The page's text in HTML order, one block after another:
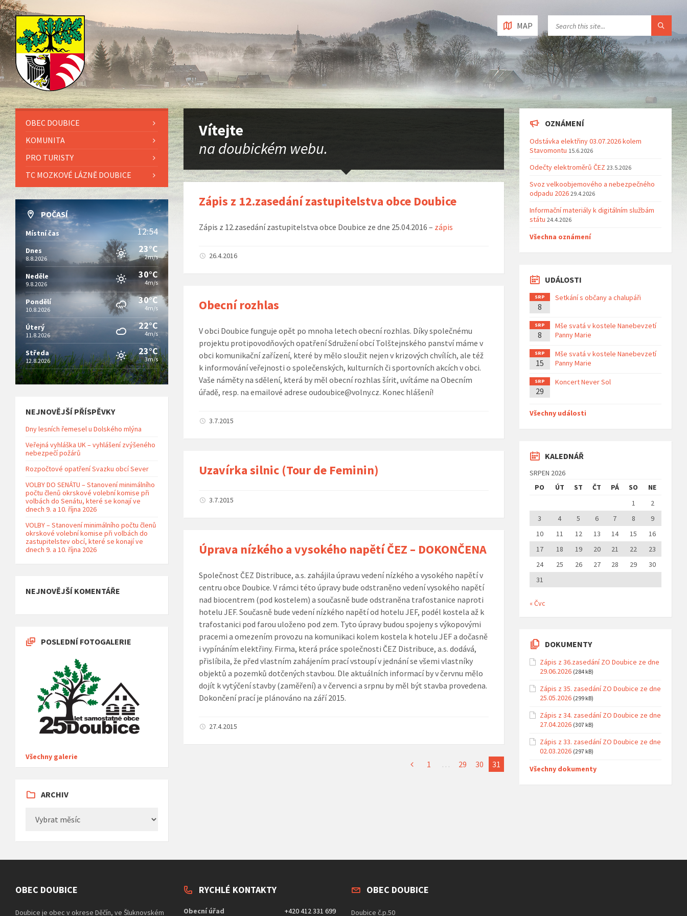
MAP
Vítejte
na doubickém webu.
Zápis z 12.zasedání zastupitelstva obce Doubice
Zápis z 12.zasedání zastupitelstva obce Doubice ze dne 25.04.2016 – zápis
26.4.2016
Obecní rozhlas
V obci Doubice funguje opět po mnoha letech obecní rozhlas. Díky společnému
projektu protipovodňových opatření Sdružení obcí Tolštejnského panství máme v
obci komunikační zařízení, které by mělo sloužit nejen v krizových chvílích, ale též
k informování veřejnosti o společenských, kulturních či sportovních akcích v obci.
Vaše náměty na sdělení, která by měl obecní rozhlas šírit, uvítáme na Obecním
úřadě, resp. na emailové adrese oudoubice@volny.cz. Konec hlášení!
3.7.2015
Uzavírka silnic (Tour de Feminin)
3.7.2015
Úprava nízkého a vysokého napětí ČEZ – DOKONČENA
Společnost ČEZ Distribuce, a.s. zahájila úpravu vedení nízkého a vysokého napětí v
centru obce Doubice. V rámci této úpravy bude odstraněno vedení vysokého napětí
nad biocentrem (pod kostelem) a současně bude odstraněna trafostanice naproti
hotelu JEF. Současně bude vedení nízkého napětí od hotelu JEF, podél kostela až k
trafostanici pod farou uloženo pod zem. Tyto úpravy budou spojeny s výkopovými
pracemi a omezením provozu na komunikaci kolem kostela k hotelu JEF a dočasně
i vypínáním elektřiny. Firma, která práce společnosti ČEZ Distribuce, a.s. dodává,
přislíbila, že před vlastním zahájením prací vstoupí v jednání se všemi vlastníky
objektů a pozemků dotčených stavbou. Dle aktuálních informací by v červnu mělo
dojít k vytýčení stavby (zaměření) a v červenci a srpnu by měl být stavba provedena.
Dokončení prací je plánováno na září 2015.
27.4.2015
1 … 29 30 31
OBEC DOUBICE
KOMUNITA
PRO TURISTY
TC MOZKOVÉ LÁZNĚ DOUBICE
POČASÍ
Místní čas 12:54
Dnes
8.8.2026
23°C
2m/s
Neděle
9.8.2026
30°C
4m/s
Pondělí
10.8.2026
30°C
4m/s
Úterý
11.8.2026
22°C
4m/s
Středa
12.8.2026
23°C
3m/s
NEJNOVĚJŠÍ PŘÍSPĚVKY
Dny lesních řemesel u Dolského mlýna
Veřejná vyhláška UK – vyhlášení zvýšeného
nebezpečí požárů
Rozpočtové opatření Svazku obcí Sever
VOLBY DO SENÁTU – Stanovení minimálního
počtu členů okrskové volební komise při
volbách do Senátu, které se konají ve
dnech 9. a 10. října 2026
VOLBY – Stanovení minimálního počtu členů
okrskové volební komise při volbách do
zastupitelstev obcí, které se konají ve
dnech 9. a 10. října 2026
NEJNOVĚJŠÍ KOMENTÁŘE
POSLEDNÍ FOTOGALERIE
Všechny galerie
ARCHIV
OZNÁMENÍ
Odstávka elektřiny 03.07.2026 kolem
Stavomontu 15.6.2026
Odečty elektroměrů ČEZ 23.5.2026
Svoz velkoobjemového a nebezpečného
odpadu 2026 29.4.2026
Informační materiály k digitálním službám
státu 24.4.2026
Všechna oznámení
UDÁLOSTI
SRP
8
Setkání s občany a chalupáři
SRP
8
Mše svatá v kostele Nanebevzetí
Panny Marie
SRP
15
Mše svatá v kostele Nanebevzetí
Panny Marie
SRP
29
Koncert Never Sol
Všechny události
KALEDNÁŘ
SRPEN 2026
PO
ÚT ST ČT PÁ SO
NE
1
2
3
4 5 6 7 8
9
10
11 12 13 14 15
16
17
18 19 20 21 22
23
24
25 26 27 28 29
30
31
« Čvc
DOKUMENTY
Zápis z 36.zasedání ZO Doubice ze dne
29.06.2026 (284 kB)
Zápis z 35. zasedání ZO Doubice ze dne
25.05.2026 (299 kB)
Zápis z 34. zasedání ZO Doubice ze dne
27.04.2026 (307 kB)
Zápis z 33. zasedání ZO Doubice ze dne
02.03.2026 (297 kB)
Všechny dokumenty
OBEC DOUBICE
Doubice je obec v okrese Děčín, ve Šluknovském
RYCHLÉ KONTAKTY
Obecní úřad +420 412 331 699
OBEC DOUBICE
Doubice č.p.50